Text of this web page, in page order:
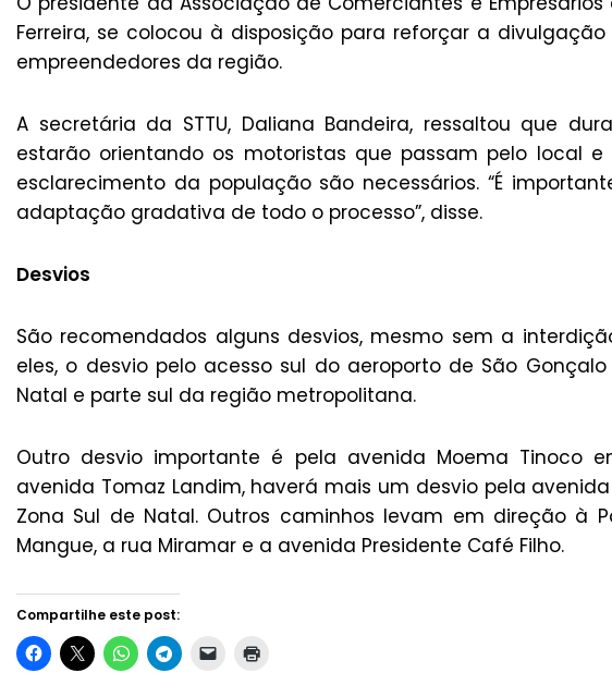
Ferreira, se colocou à disposição para reforçar a
empreendedores da região.
A secretária da STTU, Daliana Bandeira, ressaltou que
estarão orientando os motoristas que passam pelo local
esclarecimento da população são necessários. “É
adaptação gradativa de todo o processo”, disse.
Desvios
São recomendados alguns desvios, mesmo sem a
eles, o desvio pelo acesso sul do aeroporto de São
Natal e parte sul da região metropolitana.
Outro desvio importante é pela avenida Moema Tinoco
avenida Tomaz Landim, haverá mais um desvio pela
Zona Sul de Natal. Outros caminhos levam em direção à
Mangue, a rua Miramar e a avenida Presidente Café Filho.
Compartilhe este post: